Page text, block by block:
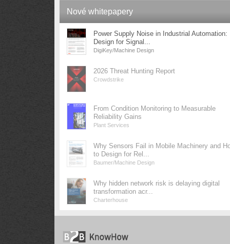
Nové whitepapery
Power Supply Noise in Industrial Automation:
Design for Signal...
DigiKey/Machine Design
2026 Threat Hunting Report
Crowdstrike
From Condition Monitoring to Measurable
Reliability Gains
Plant Services
Why Sensors Fail in Mobile Machinery and
to Design for Rel...
Baumer/Machine Design
Why hidden network risk is delaying digital
transformation acr...
Charterhouse